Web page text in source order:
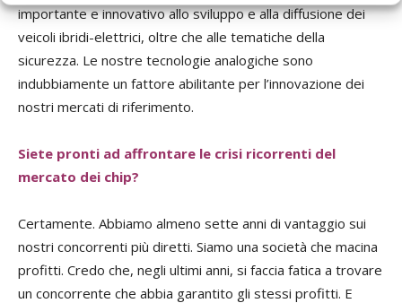
importante e innovativo allo sviluppo e alla diffusione dei
veicoli ibridi-elettrici, oltre che alle tematiche della
sicurezza. Le nostre tecnologie analogiche sono
indubbiamente un fattore abilitante per l’innovazione dei
nostri mercati di riferimento.
Siete pronti ad affrontare le crisi ricorrenti del
mercato dei chip?
Certamente. Abbiamo almeno sette anni di vantaggio sui
nostri concorrenti più diretti. Siamo una società che macina
profitti. Credo che, negli ultimi anni, si faccia fatica a trovare
un concorrente che abbia garantito gli stessi profitti. E